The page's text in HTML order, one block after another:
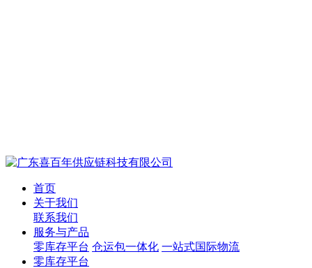
首页
关于我们
联系我们
服务与产品
零库存平台 仓运包一体化 一站式国际物流
零库存平台